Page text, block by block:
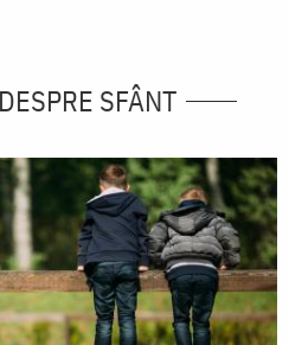
SFÂNT